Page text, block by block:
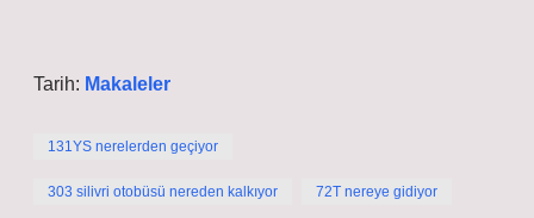
Tarih: Makaleler
131YS nerelerden geçiyor
303 silivri otobüsü nereden kalkıyor 72T nereye gidiyor